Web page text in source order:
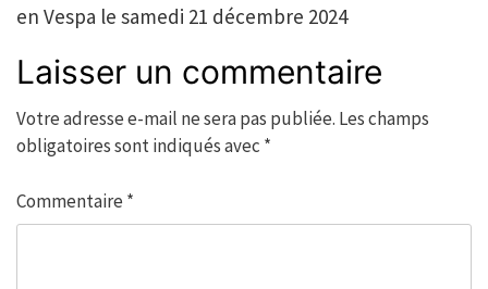
en Vespa le samedi 21 décembre 2024
Laisser un commentaire
Votre adresse e-mail ne sera pas publiée. Les champs
obligatoires sont indiqués avec *
Commentaire *